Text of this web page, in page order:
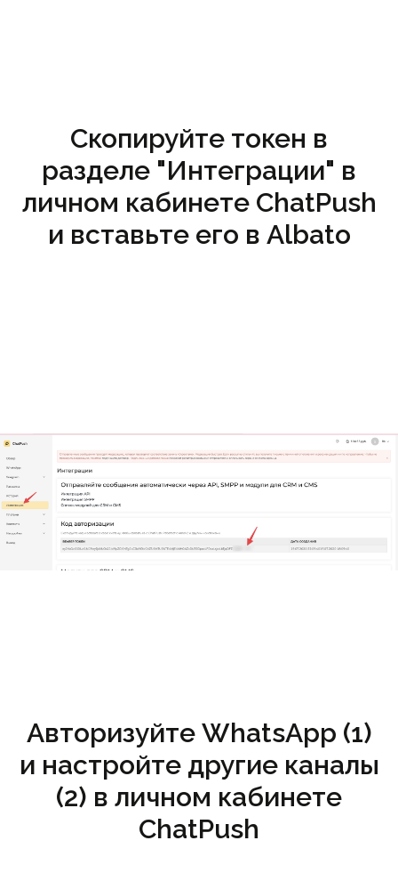
Скопируйте токен в
разделе "Интеграции" в
личном кабинете ChatPush
и вставьте его в Albato
Авторизуйте WhatsApp (1)
и настройте другие каналы
(2) в личном кабинете
ChatPush